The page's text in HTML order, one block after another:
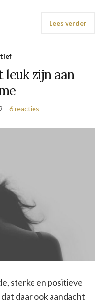
Lees verder
leuk zijn aan
6 reacties
sterke en positieve
daar ook aandacht